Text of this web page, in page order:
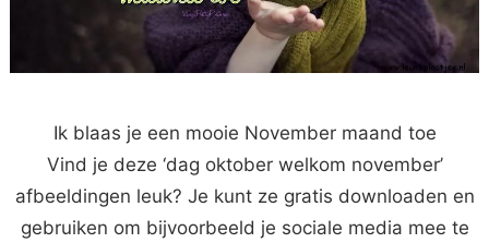
Ik blaas je een mooie November maand toe
Vind je deze ‘dag oktober welkom november’
afbeeldingen leuk? Je kunt ze gratis downloaden en
gebruiken om bijvoorbeeld je sociale media mee te